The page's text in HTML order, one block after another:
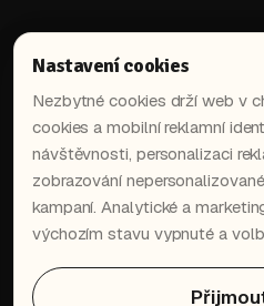
Dostaň nejnovější AI
přímo do tvé schránky.
Nastavení cookies
Nezbytné cookies drží web v
cookies a mobilní reklamní
návštěvnosti, personalizaci
zobrazování
kampaní. Analytické a
výchozím stavu vypnuté a